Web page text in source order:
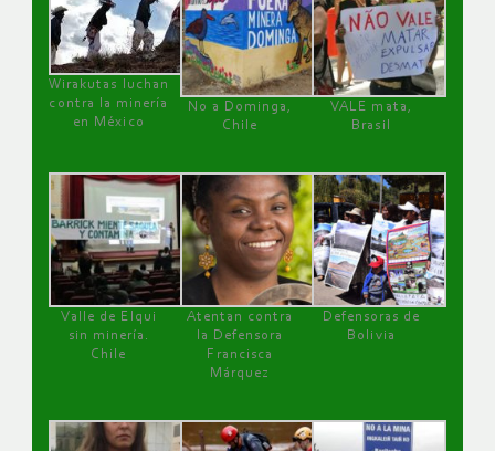
Wirakutas luchan
contra la minería
en México
No a Dominga,
Chile
VALE mata,
Brasil
Valle de Elqui
sin minería.
Chile
Atentan contra
la Defensora
Francisca
Márquez
Defensoras de
Bolivia